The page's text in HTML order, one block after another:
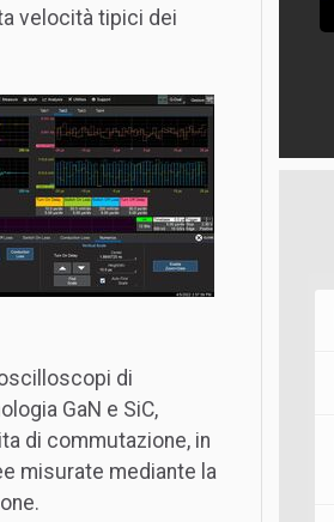
velocità tipici dei
di
GaN e SiC,
di commutazione, in
misurate mediante la